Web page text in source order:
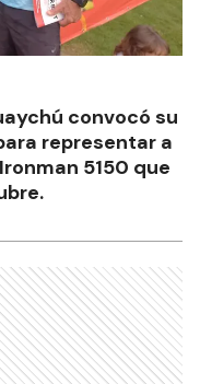
convocó su
representar a
5150 que